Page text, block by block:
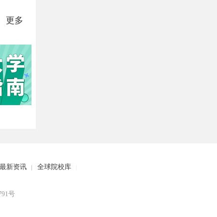
更多
新资讯 全球院校库
号